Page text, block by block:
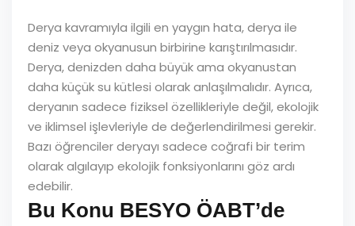
Derya kavramıyla ilgili en yaygın hata, derya ile
deniz veya okyanusun birbirine karıştırılmasıdır.
Derya, denizden daha büyük ama okyanustan
daha küçük su kütlesi olarak anlaşılmalıdır. Ayrıca,
deryanın sadece fiziksel özellikleriyle değil, ekolojik
ve iklimsel işlevleriyle de değerlendirilmesi gerekir.
Bazı öğrenciler deryayı sadece coğrafi bir terim
olarak algılayıp ekolojik fonksiyonlarını göz ardı
edebilir.
Bu Konu BESYO ÖABT’de